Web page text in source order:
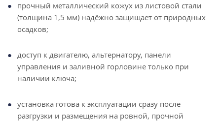
прочный металлический кожух из листовой стали
(толщина 1,5 мм) надёжно защищает от природных
осадков;
доступ к двигателю, альтернатору, панели
управления и заливной горловине только при
наличии ключа;
установка готова к эксплуатации сразу после
разгрузки и размещения на ровной, прочной